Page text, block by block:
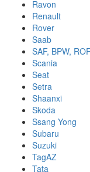
Ravon
Renault
Rover
Saab
SAF, BPW,
Scania
Seat
Setra
Shaanxi
Skoda
Ssang Yong
Subaru
Suzuki
TagAZ
Tata